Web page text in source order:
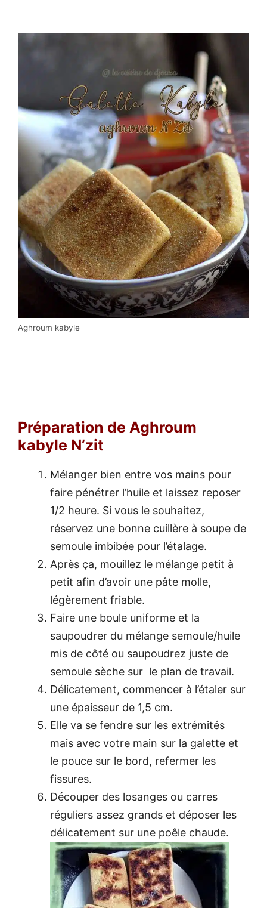
Aghroum kabyle
Préparation de Aghroum
kabyle N’zit
Mélanger bien entre vos mains pour
faire pénétrer l’huile et laissez reposer
1/2 heure. Si vous le souhaitez,
réservez une bonne cuillère à soupe de
semoule imbibée pour l’étalage.
Après ça, mouillez le mélange petit à
petit afin d’avoir une pâte molle,
légèrement friable.
Faire une boule uniforme et la
saupoudrer du mélange semoule/huile
mis de côté ou saupoudrez juste de
semoule sèche sur le plan de travail.
Délicatement, commencer à l’étaler sur
une épaisseur de 1,5 cm.
Elle va se fendre sur les extrémités
mais avec votre main sur la galette et
le pouce sur le bord, refermer les
fissures.
Découper des losanges ou carres
réguliers assez grands et déposer les
délicatement sur une poêle chaude.